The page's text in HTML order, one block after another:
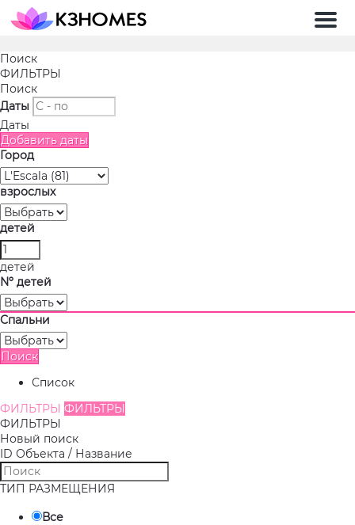
Поиск
ФИЛЬТРЫ
Поиск
Даты
Даты
Добавить даты
Город
взрослых
детей
детей
Nº детей
Спальни
Поиск
Список
ФИЛЬТРЫ ФИЛЬТРЫ
ФИЛЬТРЫ
Новый поиск
ID Объекта / Название
ТИП РАЗМЕЩЕНИЯ
Все